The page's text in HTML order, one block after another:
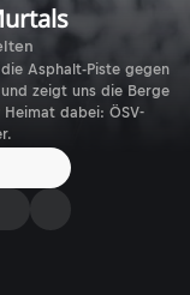
Asphalt-Piste gegen
zeigt uns die Berge
Heimat dabei: ÖSV-